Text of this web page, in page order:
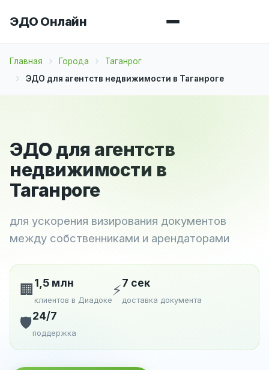
ЭДО Онлайн
Главная Города
Таганрог
ЭДО для агентств недвижимости в Таганроге
ЭДО для агентств
недвижимости в
Таганроге
для ускорения визирования документов
между собственниками и арендаторами
🏢 1,5 млн
клиентов в Диадоке
⚡7 сек
доставка документа
🛡️24/7
поддержка